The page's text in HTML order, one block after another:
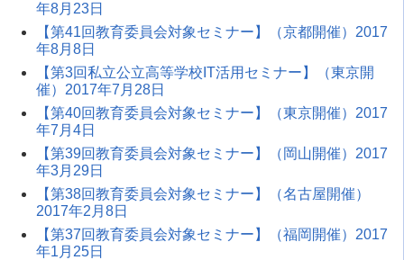
年8月23日
【第41回教育委員会対象セミナー】（京都開催）2017
年8月8日
【第3回私立公立高等学校IT活用セミナー】（東京開
催）2017年7月28日
【第40回教育委員会対象セミナー】（東京開催）2017
年7月4日
【第39回教育委員会対象セミナー】（岡山開催）2017
年3月29日
【第38回教育委員会対象セミナー】（名古屋開催）
2017年2月8日
【第37回教育委員会対象セミナー】（福岡開催）2017
年1月25日